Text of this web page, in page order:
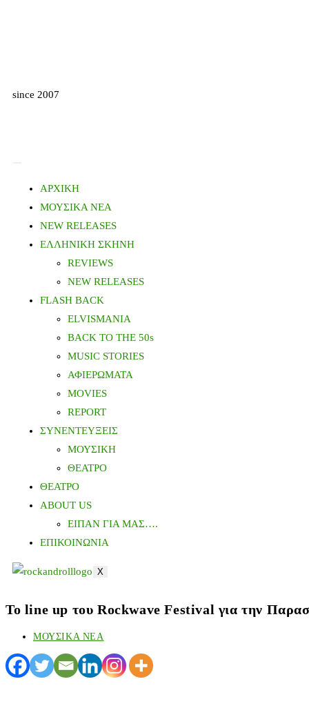
since 2007
ΑΡΧΙΚΗ
ΜΟΥΣΙΚΑ ΝΕΑ
NEW RELEASES
ΕΛΛΗΝΙΚΗ ΣΚΗΝΗ
REVIEWS
NEW RELEASES
FLASH BACK
ELVISMANIA
BACK TO THE 50s
MUSIC STORIES
ΑΦΙΕΡΩΜΑΤΑ
MOVIES
REPORT
ΣΥΝΕΝΤΕΥΞΕΙΣ
ΜΟΥΣΙΚΗ
ΘΕΑΤΡΟ
ΘΕΑΤΡΟ
ABOUT US
ΕΙΠΑΝ ΓΙΑ ΜΑΣ….
ΕΠΙΚΟΙΝΩΝΙΑ
X
Το line up του Rockwave Festival για την
ΜΟΥΣΙΚΑ ΝΕΑ